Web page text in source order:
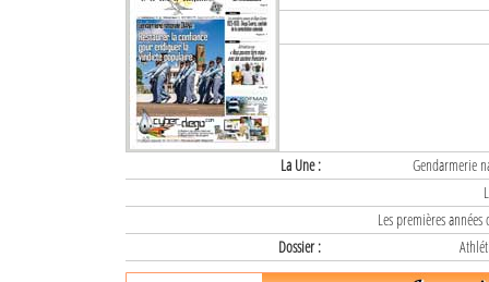
La Une :
Gendarmerie
Les premières
Dossier :